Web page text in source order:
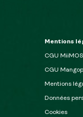
Mentions
CGU
CGU
Mentions
Données
Cookies